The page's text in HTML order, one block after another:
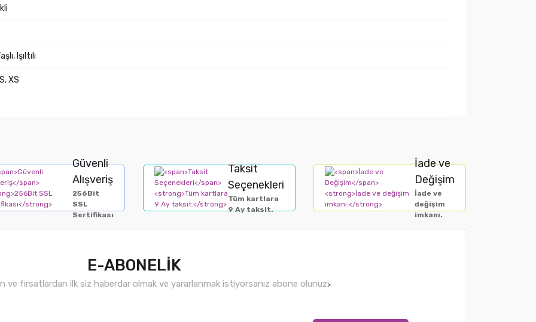
Işıltılı
XS
ve çok fazla germeyin
sıkmayın.
sabunu) kullanın
suyla dikkatlice silin.
Güvenli
Alışveriş
256Bit
SSL
Sertifikası
Taksit
Seçenekleri
Tüm kartlara
9 Ay taksit.
İade ve
Değişim
İade ve
değişim
imkanı.
E-ABONELİK
ve fırsatlardan ilk siz haberdar olmak ve yararlanmak istiyorsanız abone olunuz>